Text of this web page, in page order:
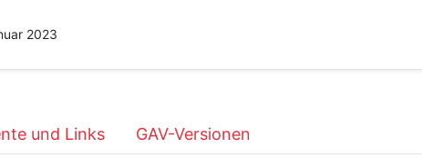
2023
und Links GAV-Versionen